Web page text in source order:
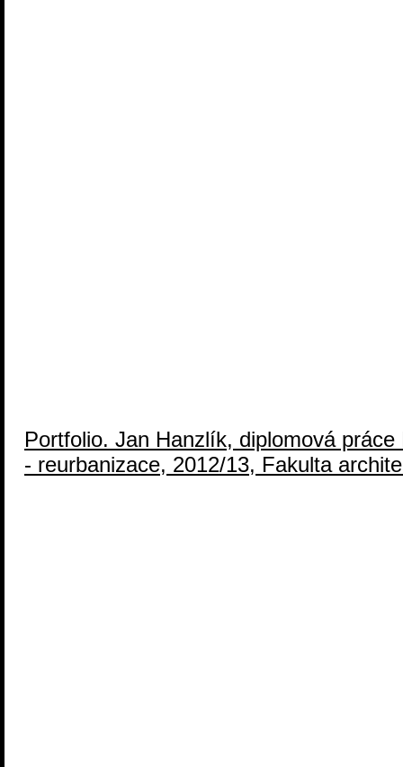
Portfolio. Jan Hanzlík, diplomová
- reurbanizace, 2012/13, Fakulta